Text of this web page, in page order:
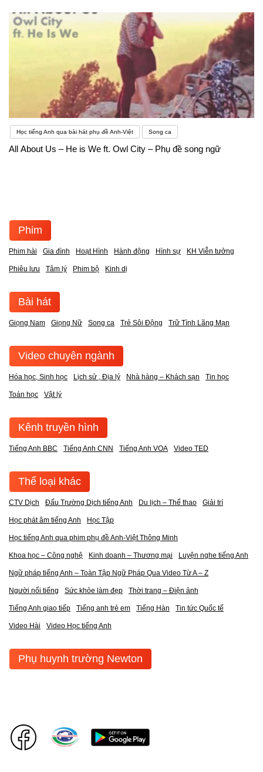
Học tiếng Anh qua bài hát phụ đề Anh-Việt Song ca
All About Us – He is We ft. Owl City – Phụ đề song ngữ
Phim
Phim hài Gia đình Hoạt Hình Hành động Hình sự KH Viễn tưởng
Phiêu lưu Tâm lý Phim bộ Kinh dị
Bài hát
Giọng Nam Giọng Nữ Song ca Trẻ Sôi Động Trữ Tình Lãng Mạn
Video chuyên ngành
Hóa học, Sinh học Lịch sử , Địa lý Nhà hàng – Khách sạn Tin học
Toán học Vật lý
Kênh truyền hình
Tiếng Anh BBC Tiếng Anh CNN Tiếng Anh VOA Video TED
Thể loại khác
CTV Dịch Đấu Trường Dịch tiếng Anh Du lịch – Thể thao Giải trí
Học phát âm tiếng Anh Học Tập
Học tiếng Anh qua phim phụ đề Anh-Việt Thông Minh
Khoa học – Công nghệ Kinh doanh – Thương mại Luyện nghe tiếng Anh
Ngữ pháp tiếng Anh – Toàn Tập Ngữ Pháp Qua Video Từ A – Z
Người nổi tiếng Sức khỏe làm đẹp Thời trang – Điện ảnh
Tiếng Anh giao tiếp Tiếng anh trẻ em Tiếng Hàn Tin tức Quốc tế
Video Hài Video Học tiếng Anh
Phụ huynh trường Newton